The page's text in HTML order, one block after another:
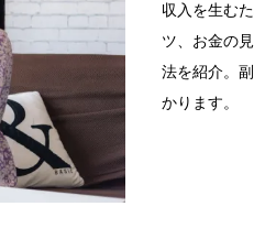
収入を生む
ツ、お金の
法を紹介。
かります。